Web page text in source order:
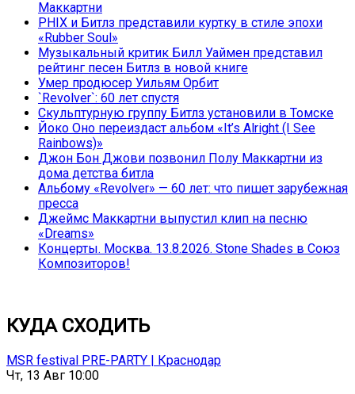
Маккартни
PHIX и Битлз представили куртку в стиле эпохи
«Rubber Soul»
Музыкальный критик Билл Уаймен представил
рейтинг песен Битлз в новой книге
Умер продюсер Уильям Орбит
`Revolver`: 60 лет спустя
Скульптурную группу Битлз установили в Томске
Йоко Оно переиздаст альбом «It’s Alright (I See
Rainbows)»
Джон Бон Джови позвонил Полу Маккартни из
дома детства битла
Альбому «Revolver» — 60 лет: что пишет зарубежная
пресса
Джеймс Маккартни выпустил клип на песню
«Dreams»
Концерты. Москва. 13.8.2026. Stone Shades в Союз
Композиторов!
КУДА СХОДИТЬ
MSR festival PRE-PARTY | Краснодар
Чт, 13 Авг 10:00